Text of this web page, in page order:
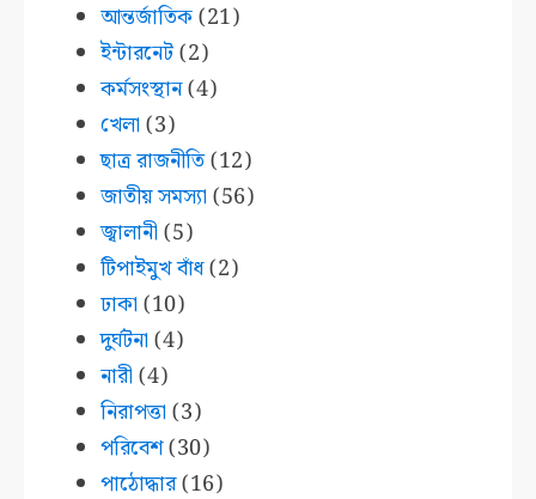
আন্তর্জাতিক(21)
ইন্টারনেট(2)
কর্মসংস্থান(4)
খেলা (3)
ছাত্র রাজনীতি(12)
জাতীয় সমস্যা (56)
জ্বালানী (5)
টিপাইমুখ বাঁধ(2)
ঢাকা (10)
দুর্ঘটনা (4)
নারী (4)
নিরাপত্তা (3)
পরিবেশ(30)
পাঠোদ্ধার(16)